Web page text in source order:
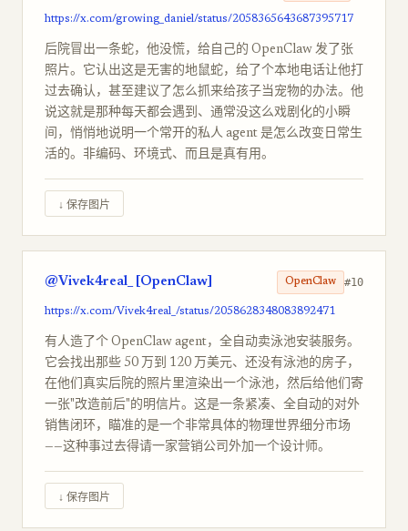
https://x.com/growing_daniel/status/2058365643687395717
后院冒出一条蛇，他没慌，给自己的 OpenClaw 发了张
照片。它认出这是无害的地鼠蛇，给了个本地电话让他打
过去确认，甚至建议了怎么抓来给孩子当宠物的办法。他
说这就是那种每天都会遇到、通常没这么戏剧化的小瞬
间，悄悄地说明一个常开的私人 agent 是怎么改变日常生
活的。非编码、环境式、而且是真有用。
↓ 保存图片
@Vivek4real_ [OpenClaw] OpenClaw #10
https://x.com/Vivek4real_/status/2058628348083892471
有人造了个 OpenClaw agent，全自动卖泳池安装服务。
它会找出那些 50 万到 120 万美元、还没有泳池的房子，
在他们真实后院的照片里渲染出一个泳池，然后给他们寄
一张"改造前后"的明信片。这是一条紧凑、全自动的对外
销售闭环，瞄准的是一个非常具体的物理世界细分市场
——这种事过去得请一家营销公司外加一个设计师。
↓ 保存图片